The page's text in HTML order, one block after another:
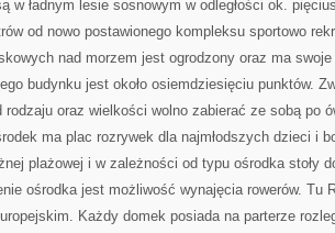
w ładnym lesie sosnowym w odległości ok.
od nowo postawionego kompleksu sportowo
nad morzem jest ogrodzony oraz ma
budynku jest około osiemdziesięciu punktów.
rodzaju oraz wielkości wolno zabierać ze sobą po
ma plac rozrywek dla najmłodszych dzieci i
plażowej i w zależności od typu ośrodka stoły
ośrodka jest możliwość wynajęcia rowerów. Tu
Każdy domek posiada na parterze